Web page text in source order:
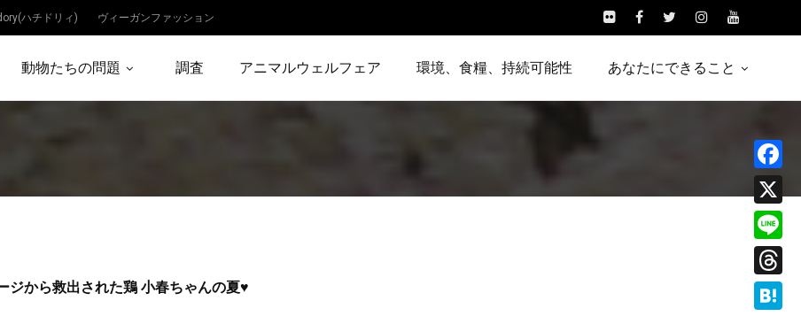
動物たちの問題 調査 アニマルウェルフェア 環境、食糧、持続可能性 あなたにできること
ハチドリィ) ヴィーガンファッション
ジから救出された鶏 小春ちゃんの夏♥
X
Line
Threads